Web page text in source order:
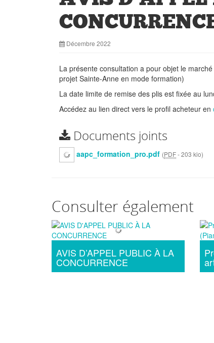
Décembre 2022
La présente consultation a pour objet le
projet Sainte-Anne en mode formation)
La date limite de remise des plis est fixée au
Accédez au lien direct vers le profil acheteur en
Documents joints
aapc_formation_pro.pdf (PDF-203 kio)
Consulter également
AVIS D’APPEL PUBLIC À LA
CONCURRENCE